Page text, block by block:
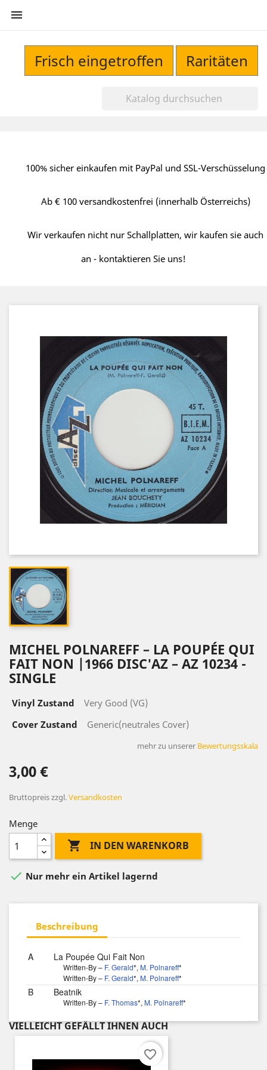

Frisch eingetroffen Raritäten
100% sicher einkaufen mit PayPal und SSL-Verschüsselung
Ab € 100 versandkostenfrei (innerhalb Österreichs)
Wir verkaufen nicht nur Schallplatten, wir kaufen sie auch
an - kontaktieren Sie uns!
MICHEL POLNAREFF – LA POUPÉE QUI
FAIT NON |1966 DISC'AZ – AZ 10234 -
SINGLE
Vinyl Zustand
Very Good (VG)
Cover Zustand
Generic(neutrales Cover)
mehr zu unserer Bewertungsskala
3,00 €
Bruttopreiszzgl.Versandkosten
Menge
 IN DEN WARENKORB
 Nur mehr ein Artikel lagernd
Beschreibung
A La Poupée Qui Fait Non
Written-By – F. Gerald*, M. Polnareff*
Written-By – F. Gerald*, M. Polnareff*
B Beatnik
Written-By – F. Thomas*, M. Polnareff*
VIELLEICHT GEFÄLLT IHNEN AUCH
favorite_border